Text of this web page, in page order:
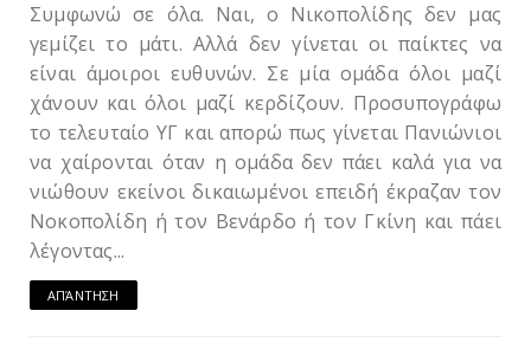
Συμφωνώ σε όλα. Ναι, ο Νικοπολίδης δεν μας
γεμίζει το μάτι. Αλλά δεν γίνεται οι παίκτες να
είναι άμοιροι ευθυνών. Σε μία ομάδα όλοι μαζί
χάνουν και όλοι μαζί κερδίζουν. Προσυπογράφω
το τελευταίο ΥΓ και απορώ πως γίνεται Πανιώνιοι
να χαίρονται όταν η ομάδα δεν πάει καλά για να
νιώθουν εκείνοι δικαιωμένοι επειδή έκραζαν τον
Νοκοπολίδη ή τον Βενάρδο ή τον Γκίνη και πάει
λέγοντας...
ΑΠΆΝΤΗΣΗ